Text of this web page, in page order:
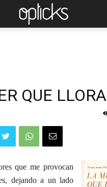
QUE LLORA
que me provocan
dejando a un lado